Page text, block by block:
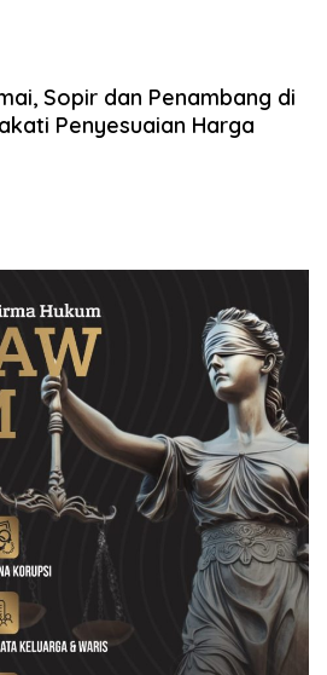
Sopir dan Penambang di
Penyesuaian Harga